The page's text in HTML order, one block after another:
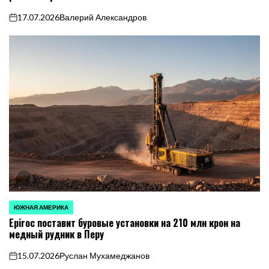
on
17.07.2026Валерий Александров
ОПУБЛИКОВАНО
В
ЮЖНАЯ АМЕРИКА
Epiroc поставит буровые установки на 210 млн крон на
медный рудник в Перу
on
15.07.2026Руслан Мухамеджанов